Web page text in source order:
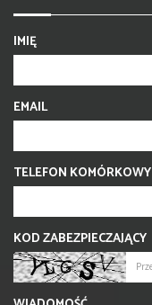
IMIĘ
EMAIL
TELEFON KOMÓRKOWY
KOD ZABEZPIECZAJĄCY